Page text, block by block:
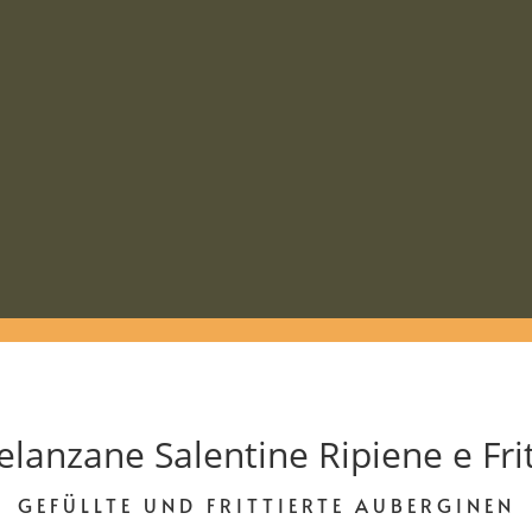
Salentine Ripiene e
GEFÜLLTE UND FRITTIERTE AUBERGINEN